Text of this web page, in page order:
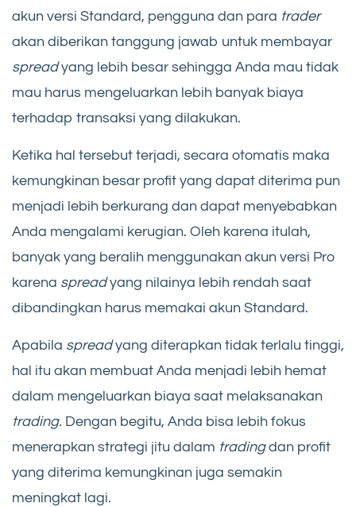
akun versi Standard, pengguna dan para trader
akan diberikan tanggung jawab untuk membayar
spreadyang lebih besar sehingga Anda mau tidak
mau harus mengeluarkan lebih banyak biaya
terhadap transaksi yang dilakukan.
Ketika hal tersebut terjadi, secara otomatis maka
kemungkinan besar profit yang dapat diterima pun
menjadi lebih berkurang dan dapat menyebabkan
Anda mengalami kerugian. Oleh karena itulah,
banyak yang beralih menggunakan akun versi Pro
karena spreadyang nilainya lebih rendah saat
dibandingkan harus memakai akun Standard.
Apabila spreadyang diterapkan tidak terlalu tinggi,
hal itu akan membuat Anda menjadi lebih hemat
dalam mengeluarkan biaya saat melaksanakan
trading. Dengan begitu, Anda bisa lebih fokus
menerapkan strategi jitu dalam tradingdan profit
yang diterima kemungkinan juga semakin
meningkat lagi.